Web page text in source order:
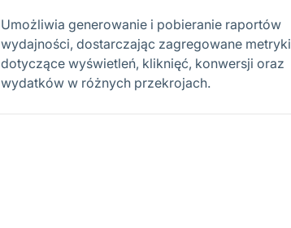
Umożliwia generowanie i pobieranie raportów
wydajności, dostarczając zagregowane metryki
dotyczące wyświetleń, kliknięć, konwersji oraz
wydatków w różnych przekrojach.